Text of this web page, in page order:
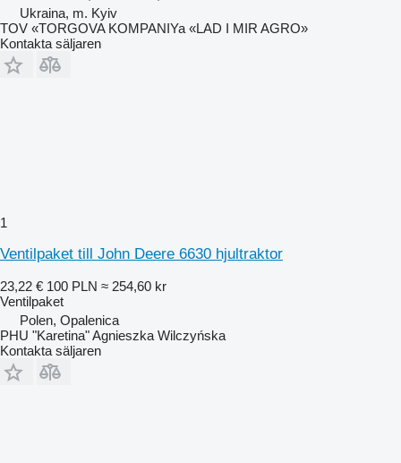
Ukraina, m. Kyiv
TOV «TORGOVA KOMPANIYa «LAD I MIR AGRO»
Kontakta säljaren
1
Ventilpaket till John Deere 6630 hjultraktor
23,22 € 100 PLN ≈ 254,60 kr
Ventilpaket
Polen, Opalenica
PHU "Karetina" Agnieszka Wilczyńska
Kontakta säljaren